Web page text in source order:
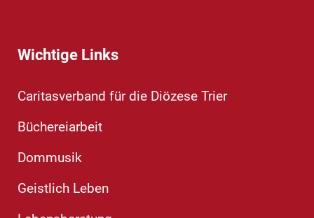
Wichtige Links
Caritasverband für die Diözese Trier
Büchereiarbeit
Dommusik
Geistlich Leben